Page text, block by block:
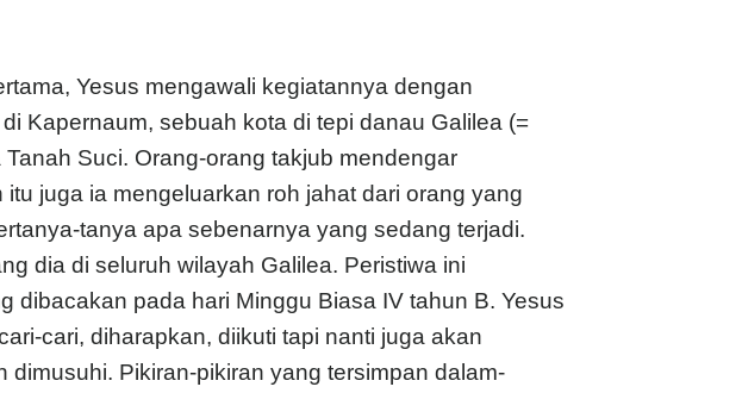
Yesus mengawali kegiatannya dengan
Kapernaum, sebuah kota di tepi danau Galilea (=
Suci. Orang-orang takjub mendengar
juga ia mengeluarkan roh jahat dari orang yang
tanya apa sebenarnya yang sedang terjadi.
dia di seluruh wilayah Galilea. Peristiwa ini
dibacakan pada hari Minggu Biasa IV tahun B. Yesus
cari, diharapkan, diikuti tapi nanti juga akan
Pikiran-pikiran yang tersimpan dalam-